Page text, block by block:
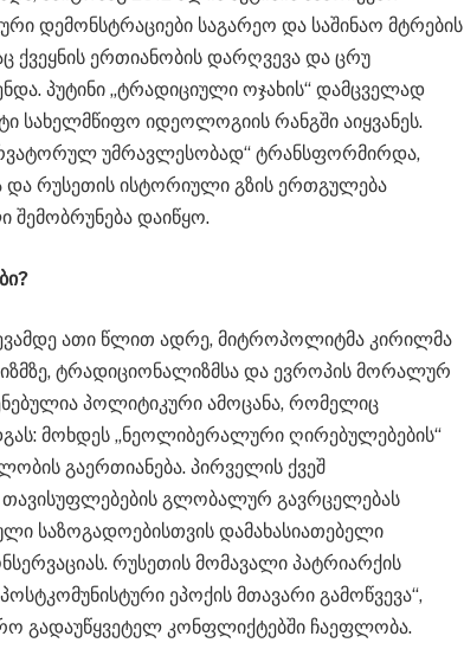
დემონსტრაციები საგარეო და საშინაო მტრების
ქვეყნის ერთიანობის დარღვევა და ცრუ
პუტინი „ტრადიციული ოჯახის“ დამცველად
სახელმწიფო იდეოლოგიის რანგში აიყვანეს.
უმრავლესობად“ ტრანსფორმირდა,
რუსეთის ისტორიული გზის ერთგულება
შემობრუნება დაიწყო.
ათი წლით ადრე, მიტროპოლიტმა კირილმა
ტრადიციონალიზმსა და ევროპის მორალურ
პოლიტიკური ამოცანა, რომელიც
მოხდეს „ნეოლიბერალური ღირებულებების“
გაერთიანება. პირველის ქვეშ
გლობალურ გავრცელებას
საზოგადოებისთვის დამახასიათებელი
რუსეთის მომავალი პატრიარქის
ეპოქის მთავარი გამოწვევა“,
გადაუწყვეტელ კონფლიქტებში ჩაეფლობა.